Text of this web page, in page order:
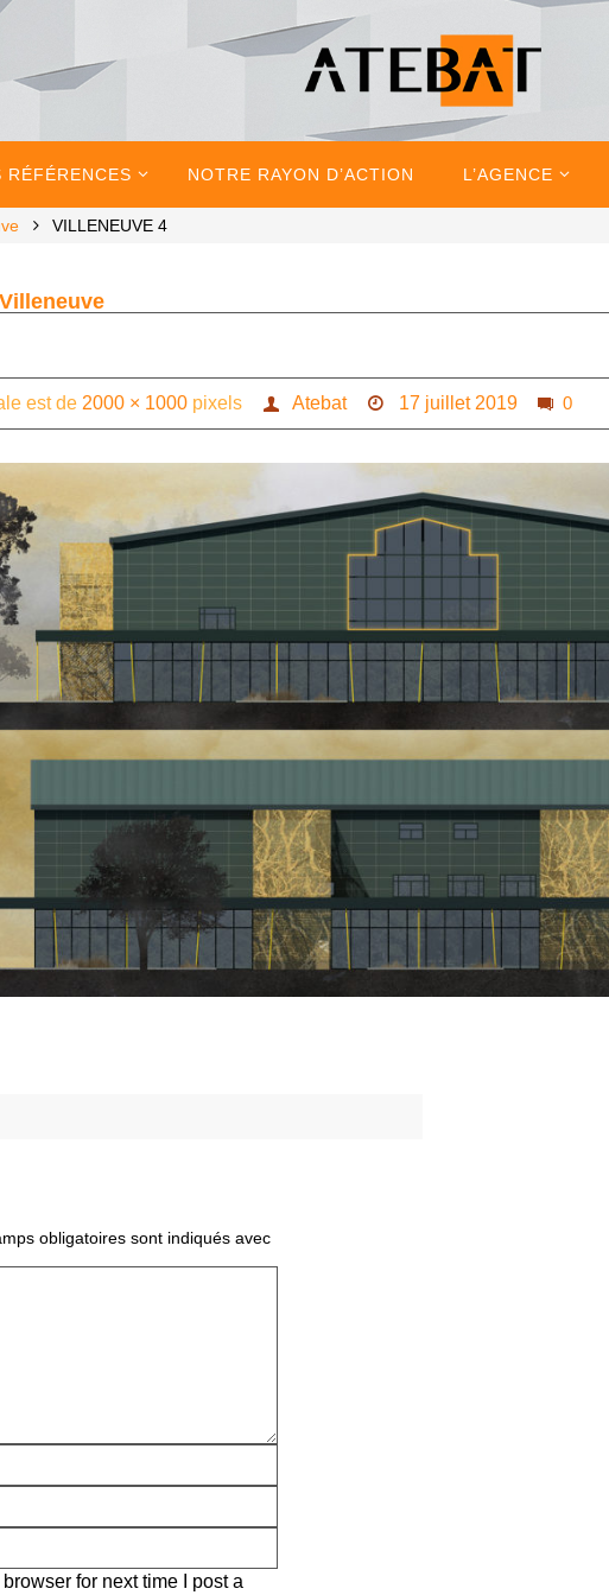
RÉFÉRENCES NOTRE RAYON D’ACTION L’AGENCE
VILLENEUVE 4
est de 2000 × 1000 pixels Atebat 17 juillet 2019 0
obligatoires sont indiqués avec
for next time I post a